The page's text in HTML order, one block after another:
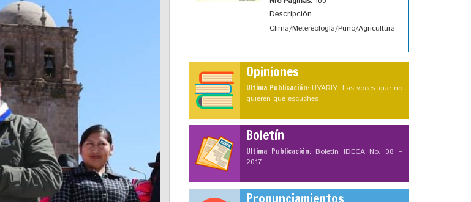
Descripción
Clima/Metereología/Puno/Agricultura
Opiniones
Ultima Publicación: UYARIY: Las voces que no
quieren que escuches
Boletín
Ultima Publicación: Boletín IDECA No. 08 –
2017
Pronunciamientos